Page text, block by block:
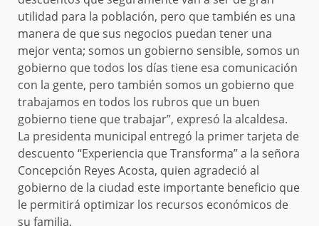
utilidad para la población, pero que también es una
manera de que sus negocios puedan tener una
mejor venta; somos un gobierno sensible, somos un
gobierno que todos los días tiene esa comunicación
con la gente, pero también somos un gobierno que
trabajamos en todos los rubros que un buen
gobierno tiene que trabajar”, expresó la alcaldesa.
La presidenta municipal entregó la primer tarjeta de
descuento “Experiencia que Transforma” a la señora
Concepción Reyes Acosta, quien agradeció al
gobierno de la ciudad este importante beneficio que
le permitirá optimizar los recursos económicos de
su familia.